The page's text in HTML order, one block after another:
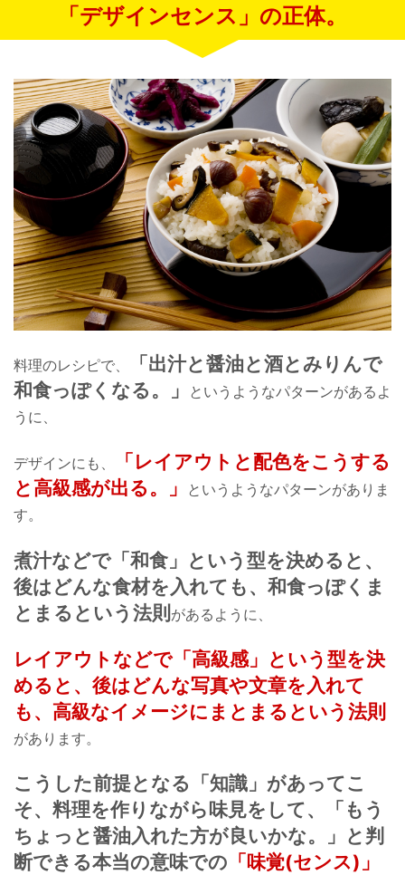
「デザインセンス」の正体。
料理のレシピで、
「出汁と醤油と酒とみりんで
和食っぽくなる。」
というようなパターンがあるよ
うに、
デザインにも、 「レイアウトと配色をこうする
と高級感が出る。」
というようなパターンがありま
す。
煮汁などで「和食」という型を決めると、
後はどんな食材を入れても、 和食っぽくま
とまるという法則 があるように、
レイアウトなどで「高級感」という型を決
めると、 後はどんな写真や文章を入れて
も、 高級なイメージにまとまるという法則
があります。
こうした前提となる「知識」があってこ
そ、 料理を作りながら味見をして、
「もう
ちょっと醤油入れた方が良いかな。」と判
断できる本当の意味での 「味覚(センス)」